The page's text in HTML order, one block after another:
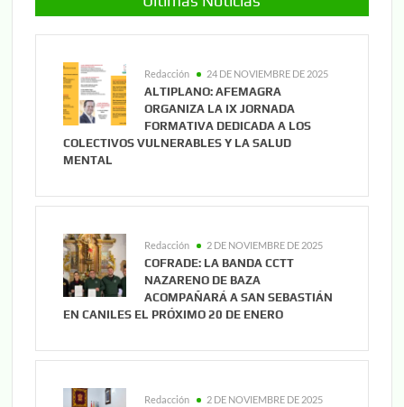
Redacción 24 DE NOVIEMBRE DE 2025
ALTIPLANO: AFEMAGRA
ORGANIZA LA IX JORNADA
FORMATIVA DEDICADA A LOS
COLECTIVOS VULNERABLES Y LA SALUD
MENTAL
Redacción 2 DE NOVIEMBRE DE 2025
COFRADE: LA BANDA CCTT
NAZARENO DE BAZA
ACOMPAÑARÁ A SAN SEBASTIÁN
EN CANILES EL PRÓXIMO 20 DE ENERO
Redacción 2 DE NOVIEMBRE DE 2025